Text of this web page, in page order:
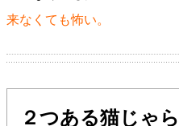
来なくても怖い。
２つある猫じゃ